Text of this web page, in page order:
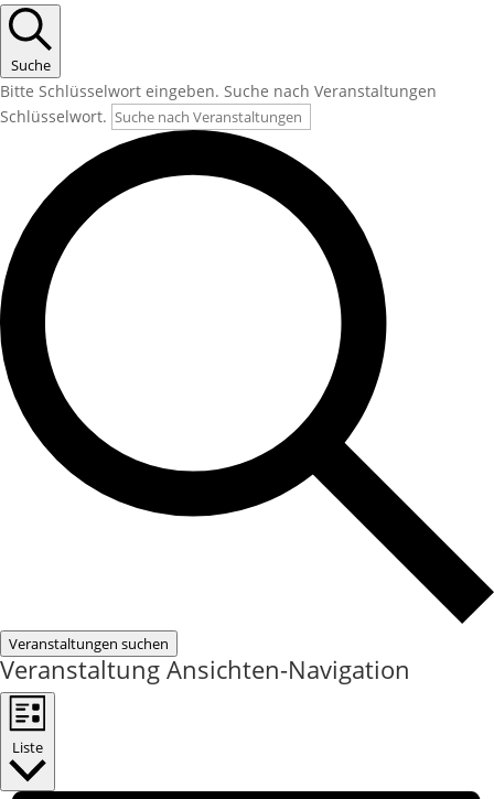
Suche
Bitte Schlüsselwort eingeben. Suche nach Veranstaltungen
Schlüsselwort.
Veranstaltungen suchen
Veranstaltung Ansichten-Navigation
Liste